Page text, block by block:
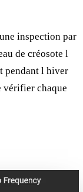
inspection par
de créosote l
pendant l hiver
vérifier chaque